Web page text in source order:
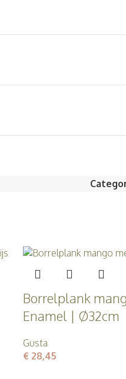
Borrelplank
Enamel | Ø32cm
Gusta
€ 28,45